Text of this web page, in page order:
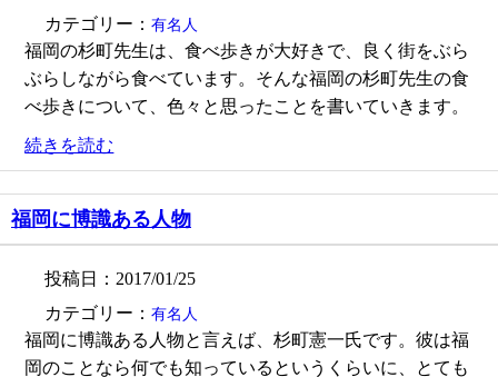
カテゴリー： 有名人
福岡の杉町先生は、食べ歩きが大好きで、良く街をぶら
ぶらしながら食べています。そんな福岡の杉町先生の食
べ歩きについて、色々と思ったことを書いていきます。
続きを読む
福岡に博識ある人物
投稿日：2017/01/25
カテゴリー： 有名人
福岡に博識ある人物と言えば、杉町憲一氏です。彼は福
岡のことなら何でも知っているというくらいに、とても